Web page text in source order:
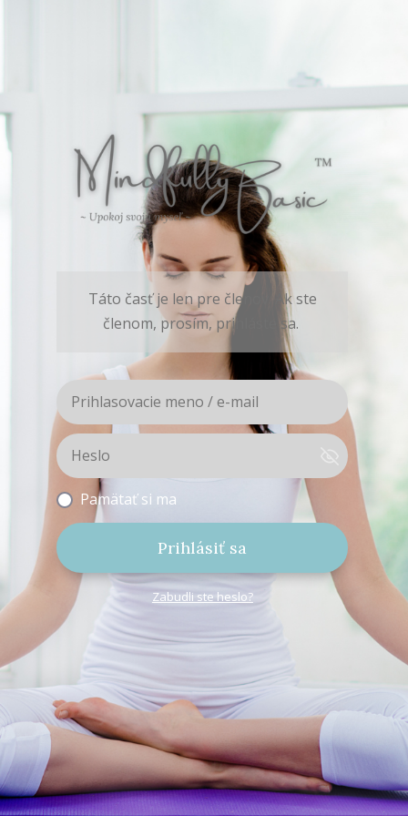
Táto časť je len pre členov. Ak ste
členom, prosím, prihláste sa.
Pamätať si ma
Prihlásiť sa
Zabudli ste heslo?